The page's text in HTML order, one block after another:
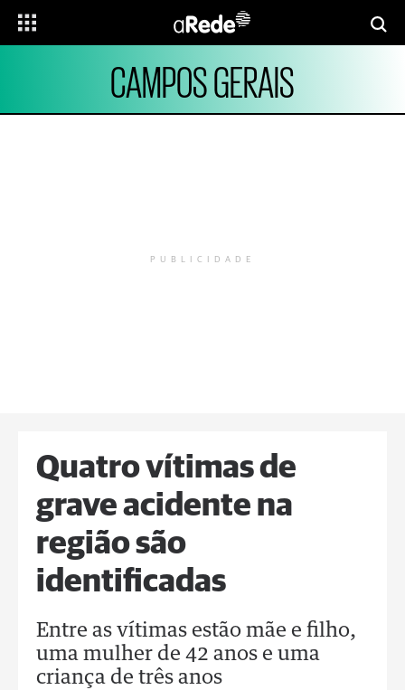
CAMPOS GERAIS
PUBLICIDADE
Quatro vítimas de
grave acidente na
região são
identificadas
Entre as vítimas estão mãe e filho,
uma mulher de 42 anos e uma
criança de três anos